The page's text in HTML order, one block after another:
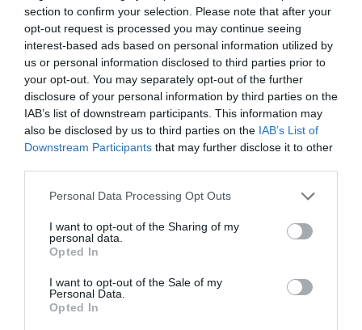
section to confirm your selection. Please note that after your
opt-out request is processed you may continue seeing
interest-based ads based on personal information utilized by
us or personal information disclosed to third parties prior to
your opt-out. You may separately opt-out of the further
disclosure of your personal information by third parties on the
IAB’s list of downstream participants. This information may
also be disclosed by us to third parties on the IAB’s List of
Downstream Participants that may further disclose it to other
Personal Data Processing Opt Outs
I want to opt-out of the Sharing of my
personal data.
Opted In
I want to opt-out of the Sale of my
Personal Data.
Opted In
Índex2P
Operaciones corporativas
quieres más información, contacta con nosotros a
través deintelligence@2playbook.com.
Añadir2Playbookcomo fuente preferida de Google
de forma gratuita
Mantente informado con las últimas noticias de actualidad.
ACTIVAR AHORA